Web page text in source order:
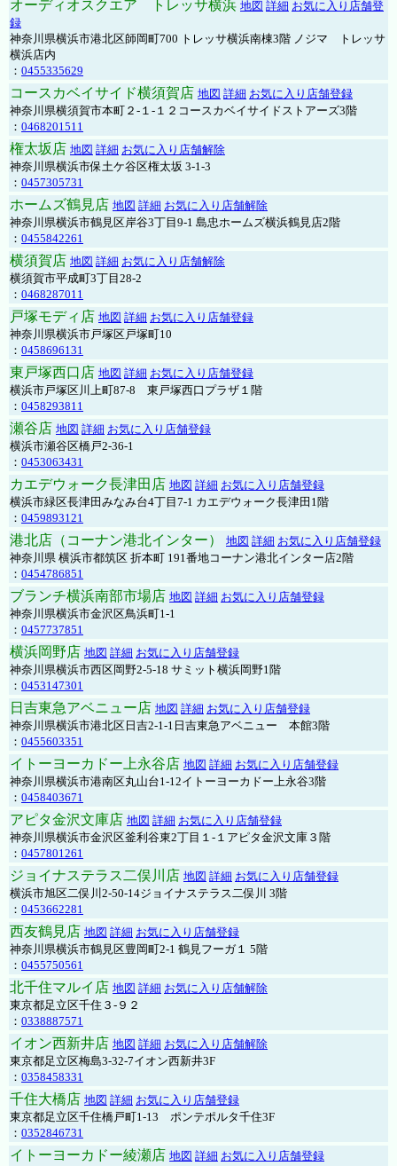
オーディオスクエア トレッサ横浜 地図 詳細 お気に入り店舗登
録
神奈川県横浜市港北区師岡町700 トレッサ横浜南棟3階 ノジマ トレッサ
横浜店内
： 0455335629
コースカベイサイド横須賀店 地図 詳細 お気に入り店舗登録
神奈川県横須賀市本町２-１-１２コースカベイサイドストアーズ3階
： 0468201511
権太坂店 地図 詳細 お気に入り店舗解除
神奈川県横浜市保土ケ谷区権太坂 3-1-3
： 0457305731
ホームズ鶴見店 地図 詳細 お気に入り店舗解除
神奈川県横浜市鶴見区岸谷3丁目9-1 島忠ホームズ横浜鶴見店2階
： 0455842261
横須賀店 地図 詳細 お気に入り店舗解除
横須賀市平成町3丁目28-2
： 0468287011
戸塚モディ店 地図 詳細 お気に入り店舗登録
神奈川県横浜市戸塚区戸塚町10
： 0458696131
東戸塚西口店 地図 詳細 お気に入り店舗登録
横浜市戸塚区川上町87-8 東戸塚西口プラザ１階
： 0458293811
瀬谷店 地図 詳細 お気に入り店舗登録
横浜市瀬谷区橋戸2-36-1
： 0453063431
カエデウォーク長津田店 地図 詳細 お気に入り店舗登録
横浜市緑区長津田みなみ台4丁目7-1 カエデウォーク長津田1階
： 0459893121
港北店（コーナン港北インター） 地図 詳細 お気に入り店舗登録
神奈川県 横浜市都筑区 折本町 191番地コーナン港北インター店2階
： 0454786851
ブランチ横浜南部市場店 地図 詳細 お気に入り店舗登録
神奈川県横浜市金沢区鳥浜町1-1
： 0457737851
横浜岡野店 地図 詳細 お気に入り店舗登録
神奈川県横浜市西区岡野2-5-18 サミット横浜岡野1階
： 0453147301
日吉東急アベニュー店 地図 詳細 お気に入り店舗登録
神奈川県横浜市港北区日吉2-1-1日吉東急アベニュー 本館3階
： 0455603351
イトーヨーカドー上永谷店 地図 詳細 お気に入り店舗登録
神奈川県横浜市港南区丸山台1-12イトーヨーカドー上永谷3階
： 0458403671
アピタ金沢文庫店 地図 詳細 お気に入り店舗登録
神奈川県横浜市金沢区釜利谷東2丁目１-１アピタ金沢文庫３階
： 0457801261
ジョイナステラス二俣川店 地図 詳細 お気に入り店舗登録
横浜市旭区二俣川2-50-14ジョイナステラス二俣川 3階
： 0453662281
西友鶴見店 地図 詳細 お気に入り店舗登録
神奈川県横浜市鶴見区豊岡町2-1 鶴見フーガ１ 5階
： 0455750561
北千住マルイ店 地図 詳細 お気に入り店舗解除
東京都足立区千住３-９２
： 0338887571
イオン西新井店 地図 詳細 お気に入り店舗解除
東京都足立区梅島3-32-7イオン西新井3F
： 0358458331
千住大橋店 地図 詳細 お気に入り店舗登録
東京都足立区千住橋戸町1-13 ポンテポルタ千住3F
： 0352846731
イトーヨーカドー綾瀬店 地図 詳細 お気に入り店舗登録